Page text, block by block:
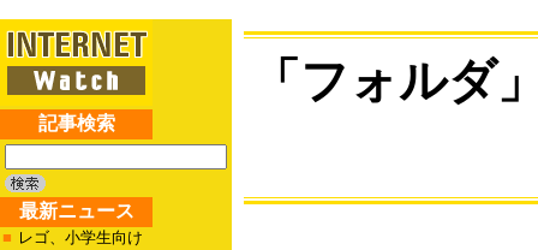
記事検索
最新ニュース
■ レゴ、小学生向け
「フォルダ